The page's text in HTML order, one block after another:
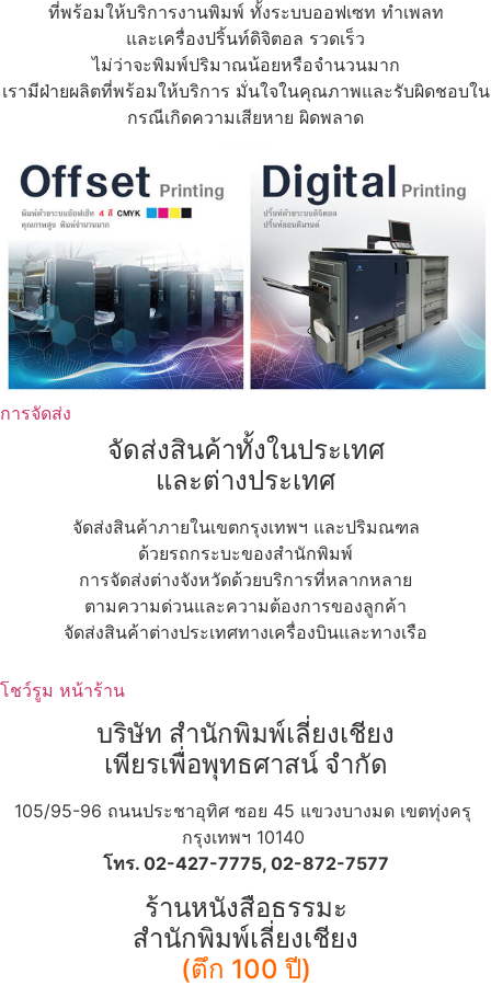
ที่พร้อมให้บริการงานพิมพ์ ทั้งระบบออฟเซท ทำเพลท
และเครื่องปริ้นท์ดิจิตอล รวดเร็ว
ไม่ว่าจะพิมพ์ปริมาณน้อยหรือจำนวนมาก
เรามีฝ่ายผลิตที่พร้อมให้บริการ มั่นใจในคุณภาพและรับผิดชอบใน
กรณีเกิดความเสียหาย ผิดพลาด
การจัดส่ง
จัดส่งสินค้าทั้งในประเทศ
และต่างประเทศ
จัดส่งสินค้าภายในเขตกรุงเทพฯ และปริมณฑล
ด้วยรถกระบะของสำนักพิมพ์
การจัดส่งต่างจังหวัดด้วยบริการที่หลากหลาย
ตามความด่วนและความต้องการของลูกค้า
จัดส่งสินค้าต่างประเทศทางเครื่องบินและทางเรือ
โชว์รูม หน้าร้าน
บริษัท สำนักพิมพ์เลี่ยงเชียง
เพียรเพื่อพุทธศาสน์ จำกัด
105/95-96 ถนนประชาอุทิศ ซอย 45 แขวงบางมด เขตทุ่งครุ
กรุงเทพฯ 10140
โทร. 02-427-7775, 02-872-7577
ร้านหนังสือธรรมะ
สำนักพิมพ์เลี่ยงเชียง
(ตึก 100 ปี)